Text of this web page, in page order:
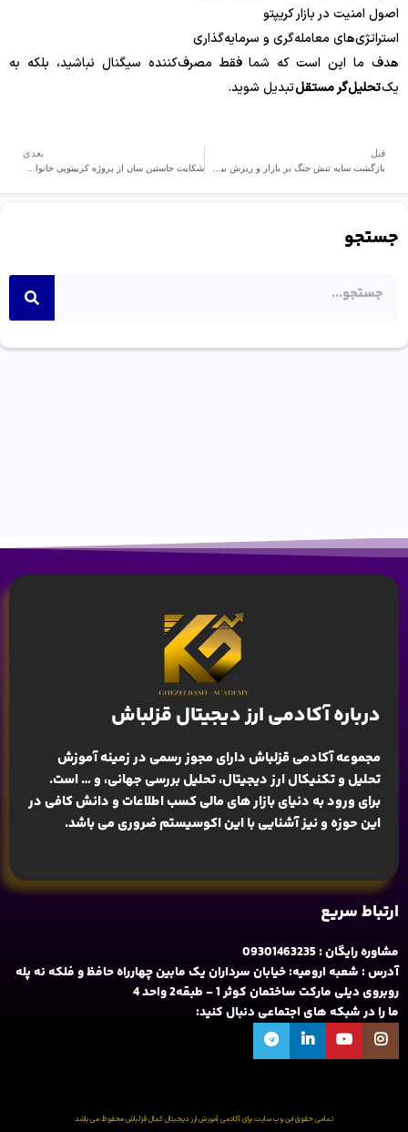
اصول امنیت در بازار کریپتو
استراتژی‌های معامله‌گری و سرمایه‌گذاری
هدف ما این است که شما فقط مصرف‌کننده سیگنال نباشید، بلکه به
یکتحلیل‌گر مستقلتبدیل شوید.
قبل بعدی
جستجو
درباره آکادمی ارز دیجیتال قزلباش
مجموعه آکادمی قزلباش دارای مجوز رسمی در زمینهآموزش
تحلیل و تکنیکال ارز دیجیتال، تحلیل بررسی جهانی، و … است.
برای ورود به دنیای بازار های مالی کسب اطلاعات و دانش کافی در
این حوزه و نیز آشنایی با این اکوسیستم ضروری می باشد.
ارتباط سریع
مشاوره رایگان : 09301463235
آدرس : شعبه ارومیه: خیابان سرداران یک مابین چهارراه حافظ و فلکه نه پله
روبروی دیلی مارکت ساختمان کوثر 1 - طبقه2 واحد 4
ما را در شبکه های اجتماعی دنبال کنید:
تمامی حقوق این وب سایت برای آکادمی آموزش ارز دیجیتال کمال قزلباش محفوظ می باشد